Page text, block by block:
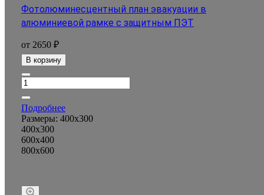
Фотолюминесцентный план эвакуации в
алюминиевой рамке с защитным ПЭТ
от 2650 ₽
В корзину
Подробнее
Размеры: 400x300
400x300
600x400
800x600